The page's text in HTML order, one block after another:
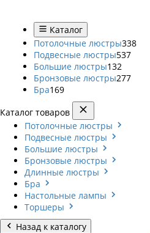
Каталог
Потолочные люстры338
Подвесные люстры537
Большие люстры132
Бронзовые люстры277
Бра169
Каталог товаров
Потолочные люстры
Подвесные люстры
Большие люстры
Бронзовые люстры
Длинные люстры
Бра
Настольные лампы
Торшеры
Назад к каталогу